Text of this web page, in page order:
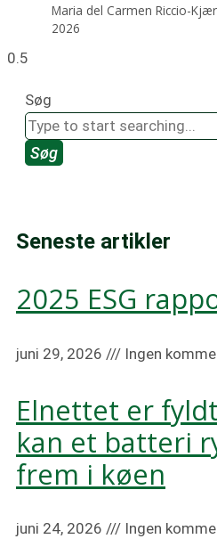
Maria del Carmen Riccio-
2026
Søg
Søg
Seneste artikler
2025 ESG
juni 29, 2026 Ingen
Elnettet er
kan et batteri
frem i køen
juni 24, 2026 Ingen